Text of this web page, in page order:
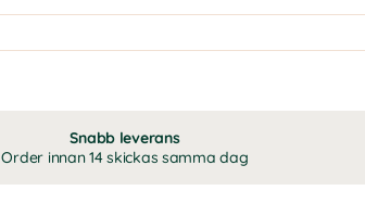
Snabb leverans
Order innan 14 skickas samma dag